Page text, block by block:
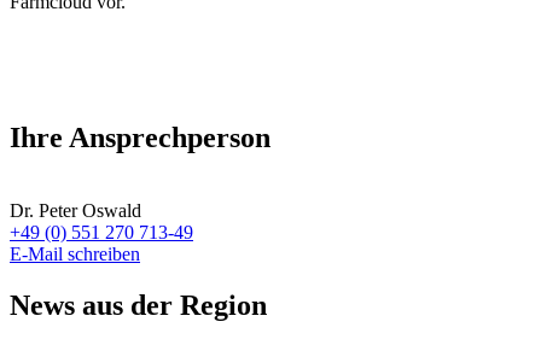
Ihre Ansprechperson
Dr. Peter Oswald
+49 (0) 551 270 713-49
E-Mail schreiben
News aus der Region